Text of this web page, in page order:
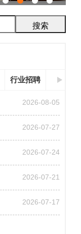
行业招聘
2026-08-05
2026-07-27
2026-07-24
2026-07-21
2026-07-17